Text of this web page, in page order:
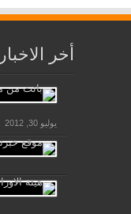
أخر الاخبار
يوليو 30, 2012